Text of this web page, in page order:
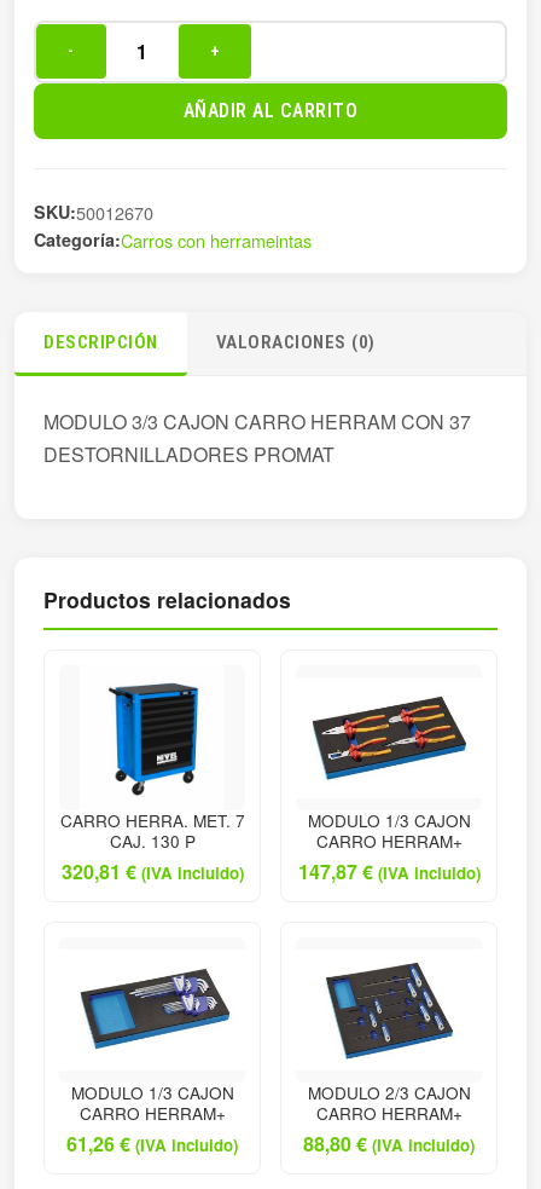
3/3
cantidad
- +
AÑADIR AL CARRITO
SKU:50012670
Categoría:Carros con herrameintas
DESCRIPCIÓN VALORACIONES (0)
MODULO 3/3 CAJON CARRO HERRAM CON 37
DESTORNILLADORES PROMAT
Productos relacionados
CARRO HERRA. MET. 7
CAJ. 130 P
320,81 € (IVA incluido)
MODULO 1/3 CAJON
CARRO HERRAM+
147,87€ (IVA incluido)
MODULO 1/3 CAJON
CARRO HERRAM+
61,26€ (IVA incluido)
MODULO 2/3 CAJON
CARRO HERRAM+
88,80€ (IVA incluido)